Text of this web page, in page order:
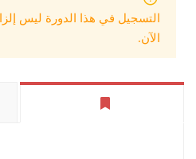
التسجيل في هذا الدورة ليس
الآن.